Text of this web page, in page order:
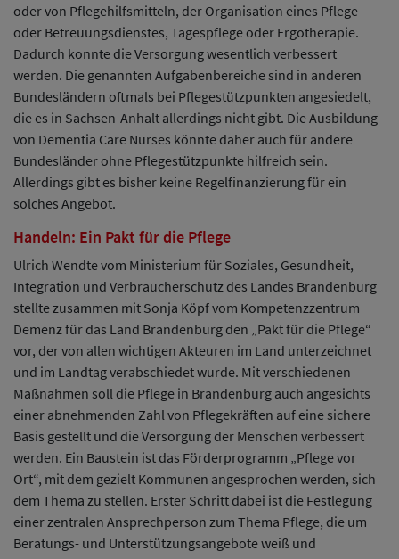
oder von Pflegehilfsmitteln, der Organisation eines Pflege-
oder Betreuungsdienstes, Tagespflege oder Ergotherapie.
Dadurch konnte die Versorgung wesentlich verbessert
werden. Die genannten Aufgabenbereiche sind in anderen
Bundesländern oftmals bei Pflegestützpunkten angesiedelt,
die es in Sachsen-Anhalt allerdings nicht gibt. Die Ausbildung
von Dementia Care Nurses könnte daher auch für andere
Bundesländer ohne Pflegestützpunkte hilfreich sein.
Allerdings gibt es bisher keine Regelfinanzierung für ein
solches Angebot.
Handeln: Ein Pakt für die Pflege
Ulrich Wendte vom Ministerium für Soziales, Gesundheit,
Integration und Verbraucherschutz des Landes Brandenburg
stellte zusammen mit Sonja Köpf vom Kompetenzzentrum
Demenz für das Land Brandenburg den „Pakt für die Pflege“
vor, der von allen wichtigen Akteuren im Land unterzeichnet
und im Landtag verabschiedet wurde. Mit verschiedenen
Maßnahmen soll die Pflege in Brandenburg auch angesichts
einer abnehmenden Zahl von Pflegekräften auf eine sichere
Basis gestellt und die Versorgung der Menschen verbessert
werden. Ein Baustein ist das Förderprogramm „Pflege vor
Ort“, mit dem gezielt Kommunen angesprochen werden, sich
dem Thema zu stellen. Erster Schritt dabei ist die Festlegung
einer zentralen Ansprechperson zum Thema Pflege, die um
Beratungs- und Unterstützungsangebote weiß und